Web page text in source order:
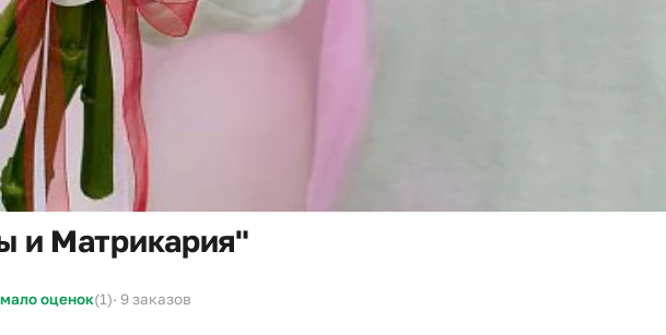
и Матрикария"
оценок(1)· 9 заказов